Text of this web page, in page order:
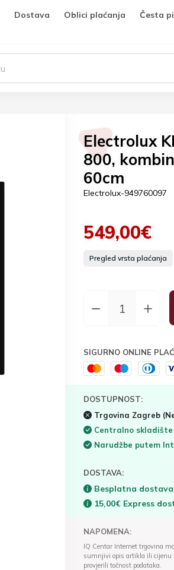
Dostava Oblici plaćanja
Česta
Electrolux
800,
60cm
Electrolux-949760097
549,00€
Pregled vrsta plaćanja
SIGURNO ONLINE
DOSTUPNOST:
Trgovina Zagreb
Centralno
Narudžbe putem
DOSTAVA:
Besplatna
15,00€ Express
NAPOMENA:
IQ Centar Internet trgovina
sumnjivi opis artikla ili
provjerili točnost podataka.